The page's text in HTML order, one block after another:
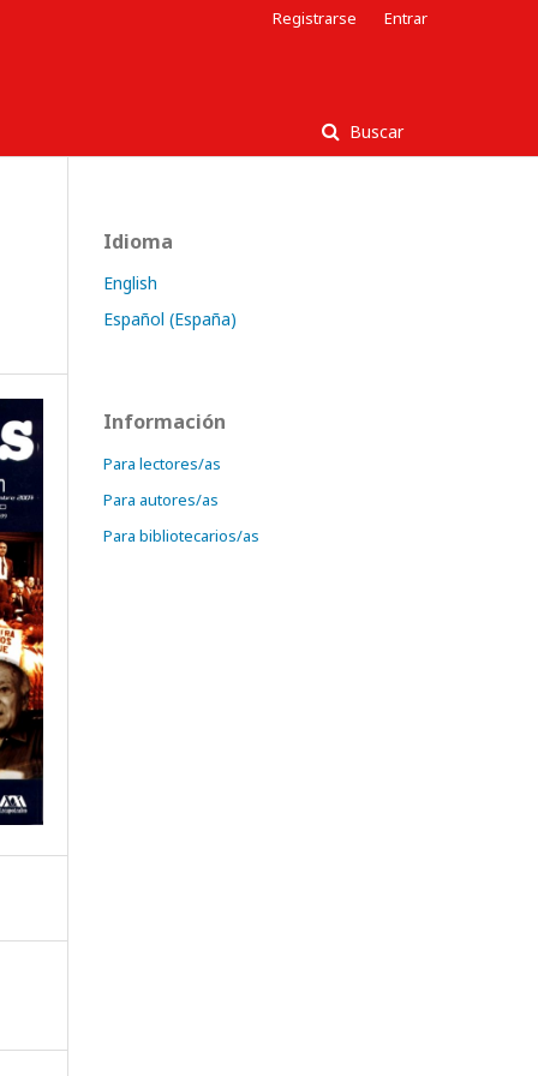
Buscar
Registrarse Entrar
Idioma
English
Español (España)
Información
Para lectores/as
Para autores/as
Para bibliotecarios/as